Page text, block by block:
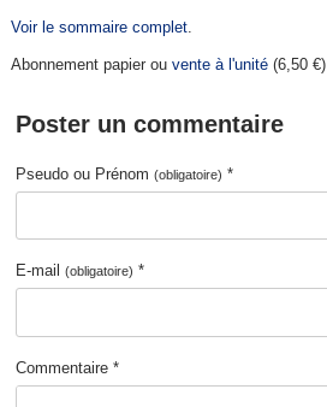
Voir le sommaire complet.
Abonnement papier ou vente à l'unité(6,50 €)
Poster un commentaire
Pseudo ou Prénom(obligatoire) *
E-mail(obligatoire) *
Commentaire *